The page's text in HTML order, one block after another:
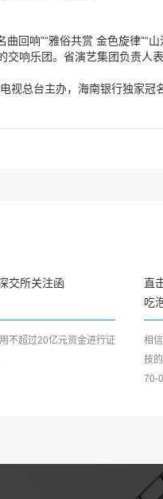
响”“雅俗共赏 金色旋律”“山
响乐团。省演艺集团负责人
总台主办，海南银行独家冠
交所关注函
不超过20亿元资金进行证
直
吃
相
技
70-